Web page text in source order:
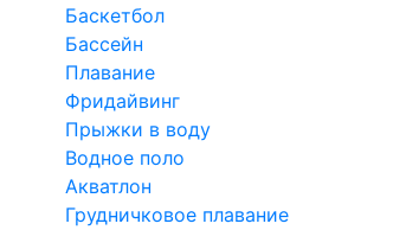
Баскетбол
Бассейн
Плавание
Фридайвинг
Прыжки в воду
Водное поло
Акватлон
Грудничковое плавание